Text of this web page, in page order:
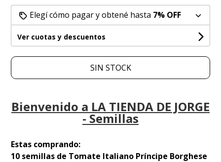
Elegí cómo pagar y obtené hasta 7% OFF
Ver cuotas y descuentos
SIN STOCK
Bienvenido a LA TIENDA DE JORGE
- Semillas
Estas comprando:
10 semillas de Tomate Italiano Príncipe Borghese